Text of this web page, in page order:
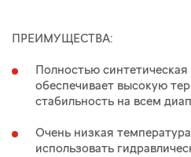
ПРЕИМУЩЕСТВА:
Полностью
обеспечивает высокую
стабильность на всем
Очень низкая
использовать